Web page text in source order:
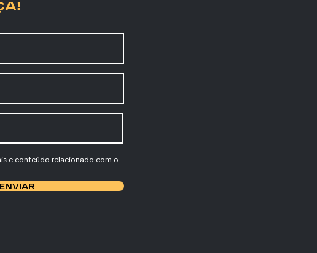
e conteúdo relacionado com o
ENVIAR